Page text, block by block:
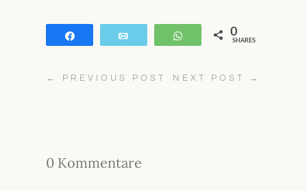
WhatsApp
0
SHARES
← PREVIOUS POST NEXT POST →
0 Kommentare